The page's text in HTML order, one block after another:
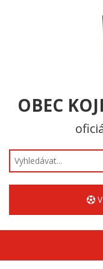
OBEC
Hledat